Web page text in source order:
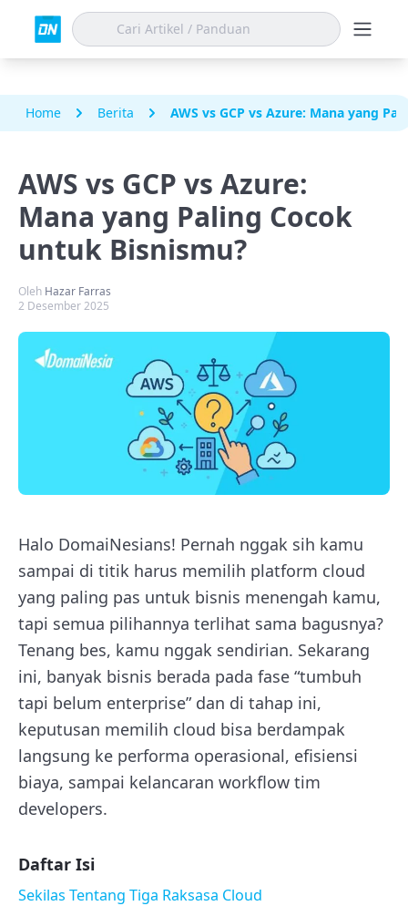
Home Berita AWS vs GCP vs Azure: Mana yang
AWS vs GCP vs Azure:
Mana yang Paling Cocok
untuk Bisnismu?
Oleh Hazar Farras
2 Desember 2025
Halo DomaiNesians! Pernah nggak sih kamu
sampai di titik harus memilih platform cloud
yang paling pas untuk bisnis menengah kamu,
tapi semua pilihannya terlihat sama bagusnya?
Tenang bes, kamu nggak sendirian. Sekarang
ini, banyak bisnis berada pada fase “tumbuh
tapi belum enterprise” dan di tahap ini,
keputusan memilih cloud bisa berdampak
langsung ke performa operasional, efisiensi
biaya, sampai kelancaran workflow tim
developers.
Daftar Isi
Sekilas Tentang Tiga Raksasa Cloud